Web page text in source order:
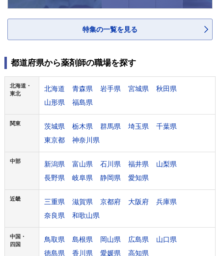
特集の一覧を見る
都道府県から薬剤師の職場を探す
北海道・
東北
北海道 青森県 岩手県 宮城県
秋田県
山形県
福島県
関東 茨城県 栃木県 群馬県 埼玉県
千葉県
東京都
神奈川県
中部 新潟県 富山県 石川県 福井県
山梨県
長野県
岐阜県 静岡県 愛知県
近畿 三重県 滋賀県 京都府 大阪府
兵庫県
奈良県
和歌山県
中国・
四国
鳥取県 島根県 岡山県 広島県
山口県
徳島県
香川県 愛媛県 高知県